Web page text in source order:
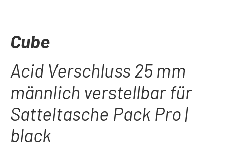
Cube
Acid Verschluss 25 mm
männlich verstellbar für
Satteltasche Pack Pro |
black